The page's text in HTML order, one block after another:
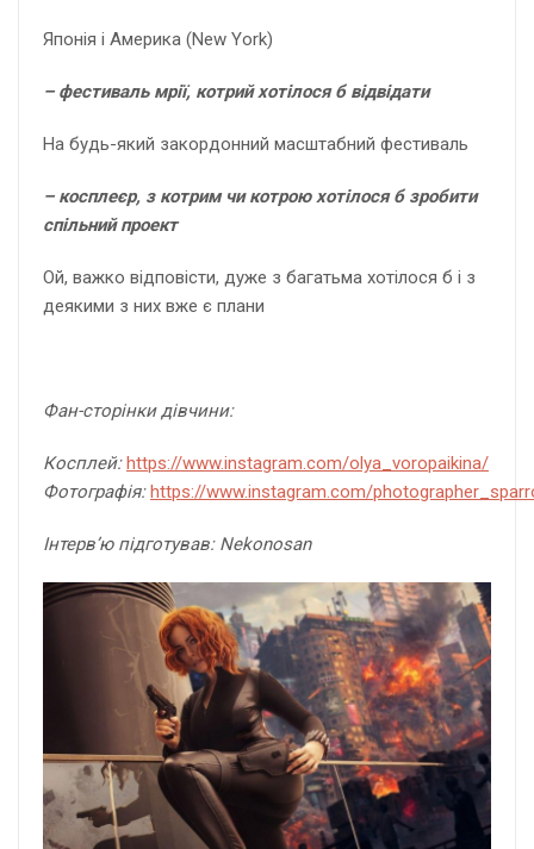
Японія і Америка (New York)
– фестиваль мрії, котрий хотілося б відвідати
На будь-який закордонний масштабний фестиваль
– косплеєр, з котрим чи котрою хотілося б зробити
спільний проект
Ой, важко відповісти, дуже з багатьма хотілося б і з
деякими з них вже є плани
Фан-сторінки дівчини:
Косплей: https://www.instagram.com/olya_voropaikina/
Фотографія: https://www.instagram.com/
Інтерв’ю підготував: Nekonosan